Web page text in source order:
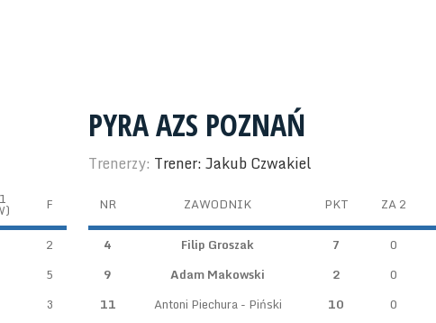
F
2
5
3
PYRA AZS POZNAŃ
Trenerzy: Trener: Jakub Czwakiel
NR ZAWODNIK PKT ZA 2
4 Filip Groszak 7 0
9
Adam Makowski 2 0
11
Antoni Piechura - Piński 10 0